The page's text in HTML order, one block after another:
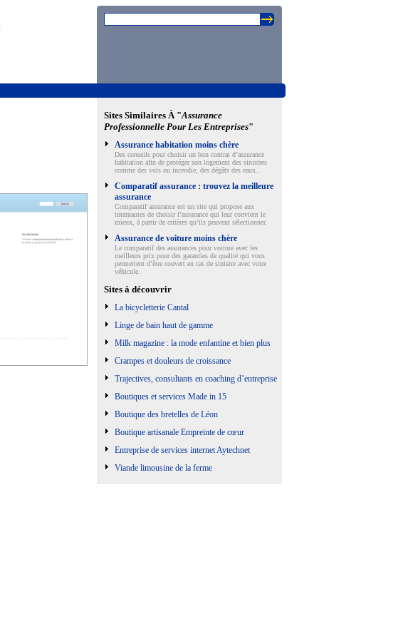
Sites Similaires À "Assurance
Professionnelle Pour Les Entreprises"
Assurance habitation moins chère
Des conseils pour choisir un bon contrat d’assurance
habitation afin de protéger son logement des sinistres
comme des vols ou incendie, des dégâts des eaux..
Comparatif assurance : trouvez la meilleure
assurance
Comparatif assurance est un site qui propose aux
internautes de choisir l’assurance qui leur convient le
mieux, à partir de critères qu’ils peuvent sélectionner.
Assurance de voiture moins chère
Le comparatif des assurances pour voiture avec les
meilleurs prix pour des garanties de qualité qui vous
permettent d’être couvert en cas de sinistre avec votre
véhicule.
Sites à découvrir
La bicycletterie Cantal
Linge de bain haut de gamme
Milk magazine : la mode enfantine et bien plus
Crampes et douleurs de croissance
Trajectives, consultants en coaching d’entreprise
Boutiques et services Made in 15
Boutique des bretelles de Léon
Boutique artisanale Empreinte de cœur
Entreprise de services internet Aytechnet
Viande limousine de la ferme